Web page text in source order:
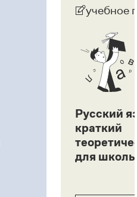
учебное
Русский
краткий
для